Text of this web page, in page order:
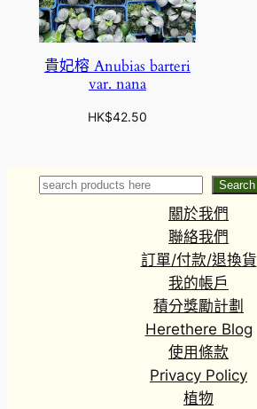
貴妃榕 Anubias barteri
var. nana
HK$42.50
Search Search
關於我們
聯絡我們
訂單/付款/退換貨
我的帳戶
積分獎勵計劃
Herethere Blog
使用條款
Privacy Policy
植物